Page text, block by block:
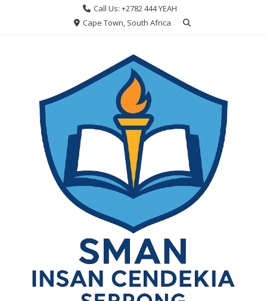
Call Us: +2782 444 YEAH
Cape Town, South Africa